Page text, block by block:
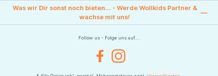
Was wir Dir sonst noch bieten... - Werde Wollkids Partner &
wachse mit uns!
Follow us - Folge uns auf....
FacebookInstagram